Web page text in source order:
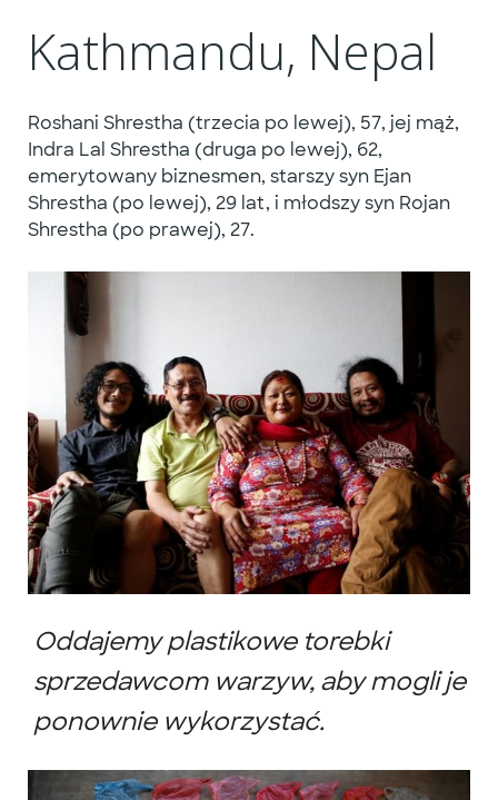
Kathmandu, Nepal
Roshani Shrestha (trzecia po lewej), 57, jej mąż,
Indra Lal Shrestha (druga po lewej), 62,
emerytowany biznesmen, starszy syn Ejan
Shrestha (po lewej), 29 lat, i młodszy syn Rojan
Shrestha (po prawej), 27.
Oddajemy plastikowe torebki
sprzedawcom warzyw, aby mogli je
ponownie wykorzystać.